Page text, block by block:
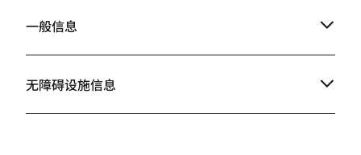
一般信息
无障碍设施信息